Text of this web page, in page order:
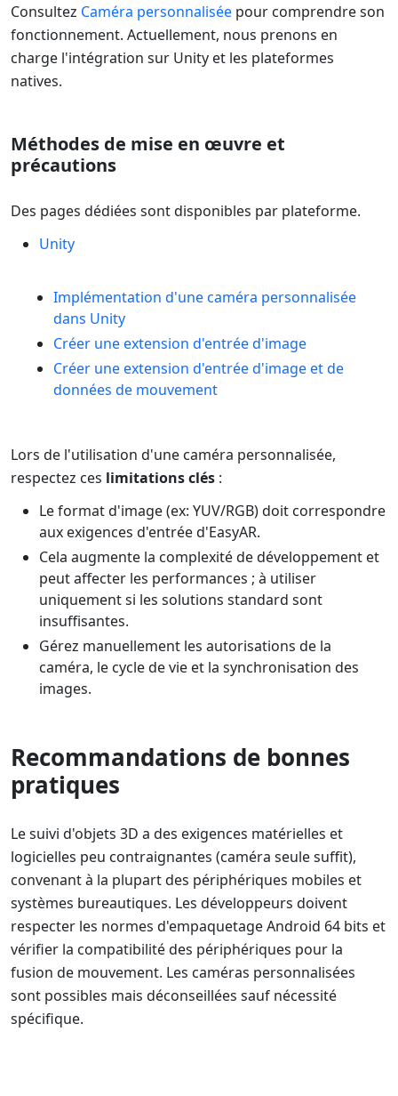
Consultez Caméra personnalisée pour comprendre son
fonctionnement. Actuellement, nous prenons en
charge l'intégration sur Unity et les plateformes
natives.
Méthodes de mise en œuvre et
précautions
Des pages dédiées sont disponibles par plateforme.
Unity
Implémentation d'une caméra personnalisée
dans Unity
Créer une extension d'entrée d'image
Créer une extension d'entrée d'image et de
données de mouvement
Lors de l'utilisation d'une caméra personnalisée,
respectez ces limitations clés :
Le format d'image (ex: YUV/RGB) doit correspondre
aux exigences d'entrée d'EasyAR.
Cela augmente la complexité de développement et
peut affecter les performances ; à utiliser
uniquement si les solutions standard sont
insuffisantes.
Gérez manuellement les autorisations de la
caméra, le cycle de vie et la synchronisation des
images.
Recommandations de bonnes
pratiques
Le suivi d'objets 3D a des exigences matérielles et
logicielles peu contraignantes (caméra seule suffit),
convenant à la plupart des périphériques mobiles et
systèmes bureautiques. Les développeurs doivent
respecter les normes d'empaquetage Android 64 bits et
vérifier la compatibilité des périphériques pour la
fusion de mouvement. Les caméras personnalisées
sont possibles mais déconseillées sauf nécessité
spécifique.